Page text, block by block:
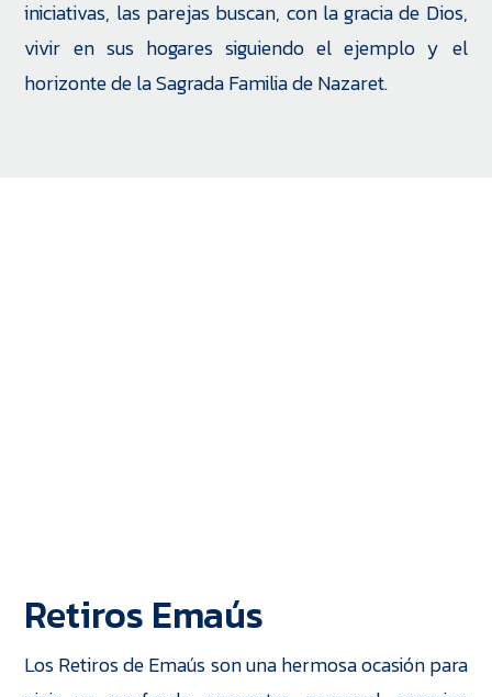
iniciativas, las parejas buscan, con la gracia de Dios,
vivir en sus hogares siguiendo el ejemplo y el
horizonte de la Sagrada Familia de Nazaret.
Retiros Emaús
Los Retiros de Emaús son una hermosa ocasión para